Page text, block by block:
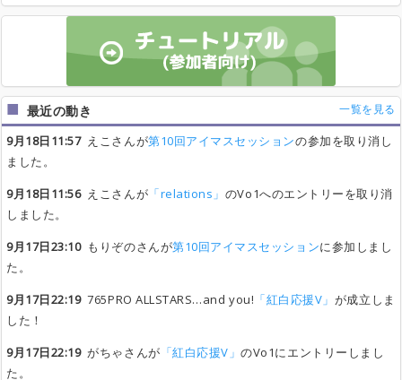
最近の動き 一覧を見る
9月18日11:57えこさんが第10回アイマスセッションの参加を取り消し
ました。
9月18日11:56えこさんが 「relations」 のVo1へのエントリーを取り消
しました。
9月17日23:10もりぞのさんが第10回アイマスセッションに参加しまし
た。
9月17日22:19765PRO ALLSTARS…and you! 「紅白応援V」 が成立しま
した！
9月17日22:19がちゃさんが 「紅白応援V」のVo1にエントリーしまし
た。